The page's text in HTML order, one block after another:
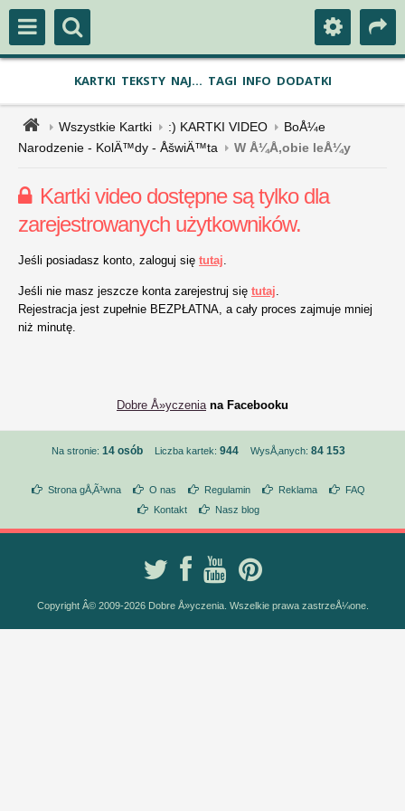
KARTKI TEKSTY NAJ... TAGI INFO DODATKI
Wszystkie Kartki :) KARTKI VIDEO
BoÅ¼e
Narodzenie - KolÄ™dy - ÅšwiÄ™ta
W Å¼Å‚obie leÅ¼y
Kartki video dostępne są tylko dla
zarejestrowanych użytkowników.
Jeśli posiadasz konto, zaloguj się tutaj.
Jeśli nie masz jeszcze konta zarejestruj się tutaj.
Rejestracja jest zupełnie BEZPŁATNA, a cały proces zajmuje mniej
niż minutę.
Dobre Å»yczeniana Facebooku
Na stronie: 14 osób Liczba kartek: 944 WysÅ‚anych: 84 153
Strona gÅ‚Ã³wna O nas Regulamin Reklama
FAQ
Kontakt
Nasz blog
Copyright Â© 2009-2026 Dobre Å»yczenia. Wszelkie prawa zastrzeÅ¼one.